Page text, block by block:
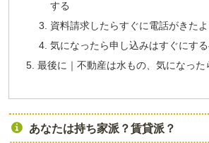
する
資料請求したらすぐに電話がきたよ
気になったら申し込みはすぐにする
最後に｜不動産は水もの、気になった
あなたは持ち家派？賃貸派？